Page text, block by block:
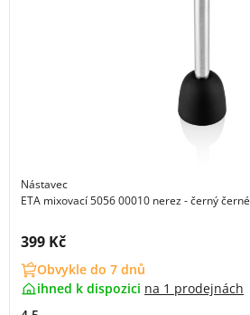
Nástavec
ETA mixovací 5056 00010 nerez - černý černé
Cena s DPH:
399 Kč
Obvykle do 7 dnů
ihned k dispozici na 1 prodejnách